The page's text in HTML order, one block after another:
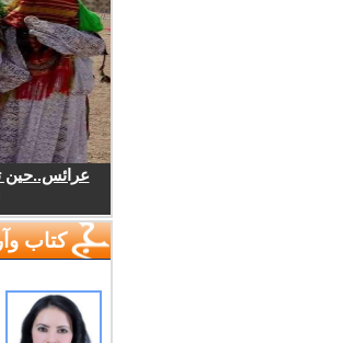
عرائس..حين
كتاب